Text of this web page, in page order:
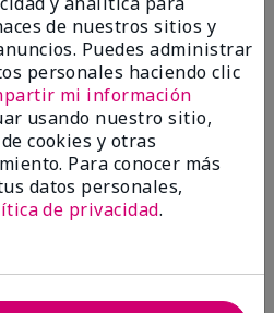
0
de nuestros sitios y
Puedes administrar
personales haciendo clic
mi información
usando nuestro sitio,
cookies y otras
Para conocer más
datos personales,
de privacidad.